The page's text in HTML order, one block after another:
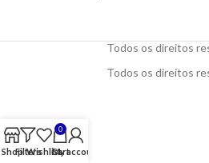
Todos os direitos
Todos os direitos
ShopFiltersWishlist
0
Cart
My account